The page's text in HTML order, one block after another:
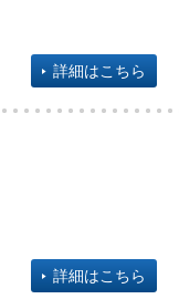
詳細はこちら
詳細はこちら